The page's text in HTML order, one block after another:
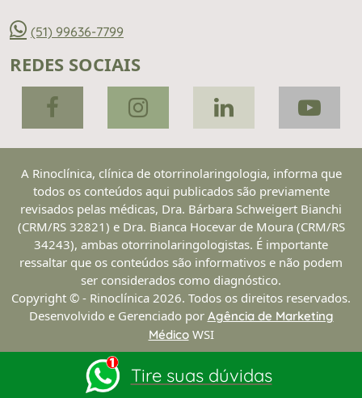
Tire suas dúvidas
(51) 99636-7799
REDES SOCIAIS
A Rinoclínica, clínica de otorrinolaringologia, informa que
todos os conteúdos aqui publicados são previamente
revisados pelas médicas, Dra. Bárbara Schweigert Bianchi
(CRM/RS 32821) e Dra. Bianca Hocevar de Moura (CRM/RS
34243), ambas otorrinolaringologistas. É importante
ressaltar que os conteúdos são informativos e não podem
ser considerados como diagnóstico.
Copyright © - Rinoclínica 2026. Todos os direitos reservados.
Desenvolvido e Gerenciado por Agência de Marketing
MédicoWSI